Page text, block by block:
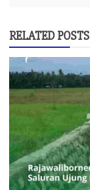
RELATED POSTS